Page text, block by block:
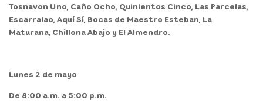
Tosnavon Uno, Caño Ocho, Quinientos Cinco, Las Parcelas,
Escarralao, Aquí Sí, Bocas de Maestro Esteban, La
Maturana, Chillona Abajo y El Almendro.
Lunes 2 de mayo
De 8:00 a.m. a 5:00 p.m.